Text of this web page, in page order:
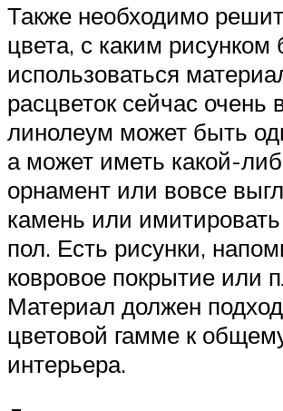
Также необходимо
цвета, с каким рисунком
использоваться
расцветок сейчас очень
линолеум может быть
а может иметь какой-
орнамент или вовсе
камень или
пол. Есть рисунки,
ковровое покрытие или
Материал должен
цветовой гамме к
интерьера.